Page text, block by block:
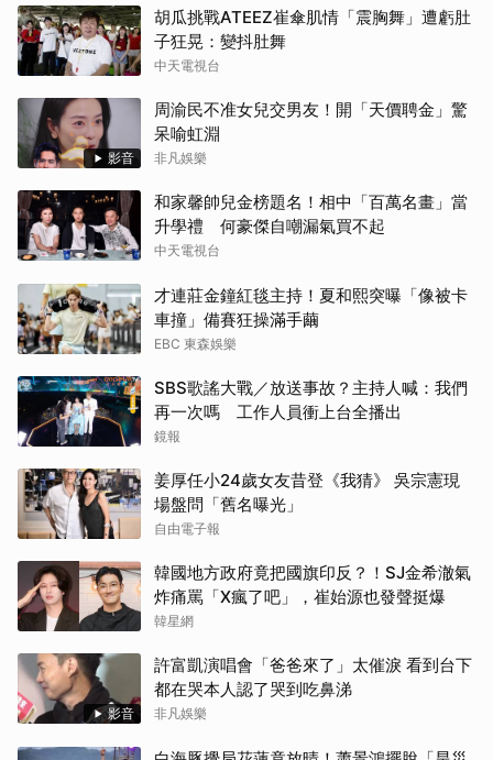
胡瓜挑戰ATEEZ崔傘肌情「震胸舞」遭虧肚
子狂晃：變抖肚舞
中天電視台
影音
周渝民不准女兒交男友！開「天價聘金」驚
呆喻虹淵
非凡娛樂
和家馨帥兒金榜題名！相中「百萬名畫」當
升學禮 何豪傑自嘲漏氣買不起
中天電視台
才連莊金鐘紅毯主持！夏和熙突曝「像被卡
車撞」備賽狂操滿手繭
EBC 東森娛樂
SBS歌謠大戰／放送事故？主持人喊：我們
再一次嗎 工作人員衝上台全播出
鏡報
姜厚任小24歲女友昔登《我猜》 吳宗憲現
場盤問「舊名曝光」
自由電子報
韓國地方政府竟把國旗印反？！SJ金希澈氣
炸痛罵「X瘋了吧」，崔始源也發聲挺爆
韓星網
影音
許富凱演唱會「爸爸來了」太催淚 看到台下
都在哭本人認了哭到吃鼻涕
非凡娛樂